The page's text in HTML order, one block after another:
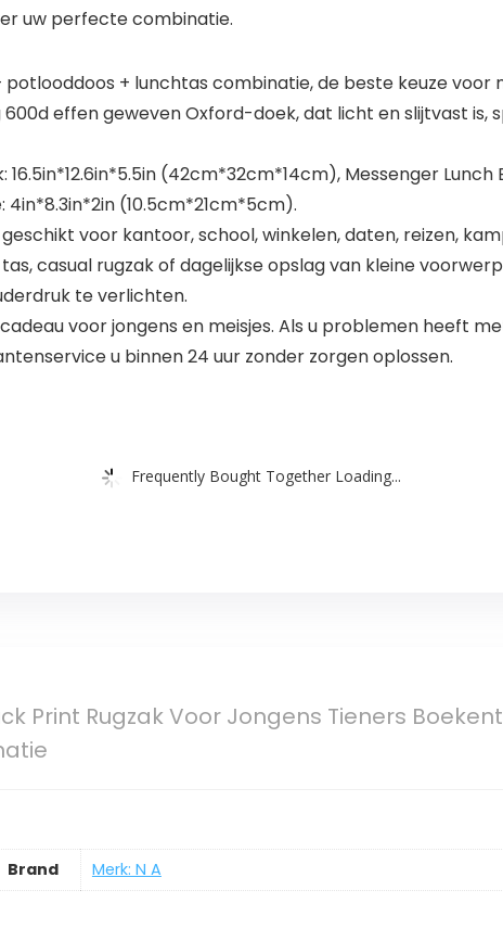
uw perfecte combinatie.
potlooddoos + lunchtas combinatie, de beste keuze voor
effen geweven Oxford-doek, dat licht en slijtvast
16.5in*12.6in*5.5in (42cm*32cm*14cm), Messenger Lunch
4in*8.3in*2in (10.5cm*21cm*5cm).
voor kantoor, school, winkelen, daten, reizen,
casual rugzak of dagelijkse opslag van kleine
te verlichten.
voor jongens en meisjes. Als u problemen heeft
u binnen 24 uur zonder zorgen oplossen.
Frequently Bought Together Loading...
Print Rugzak Voor Jongens Tieners
Brand Merk: N A